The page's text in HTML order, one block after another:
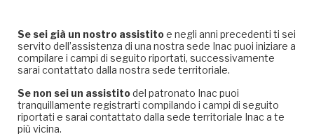
Se sei già un nostro assistitoe negli anni precedenti ti sei
servito dell’assistenza di una nostra sede Inac puoi iniziare a
compilare i campi di seguito riportati, successivamente
sarai contattato dalla nostra sede territoriale.
Se non sei un assistitodel patronato Inac puoi
tranquillamente registrarti compilando i campi di seguito
riportati e sarai contattato dalla sede territoriale Inac a te
più vicina.